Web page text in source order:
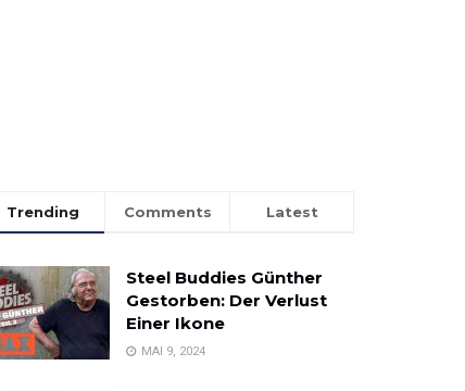
Trending Comments Latest
Steel Buddies Günther
Gestorben: Der Verlust
Einer Ikone
MAI 9, 2024